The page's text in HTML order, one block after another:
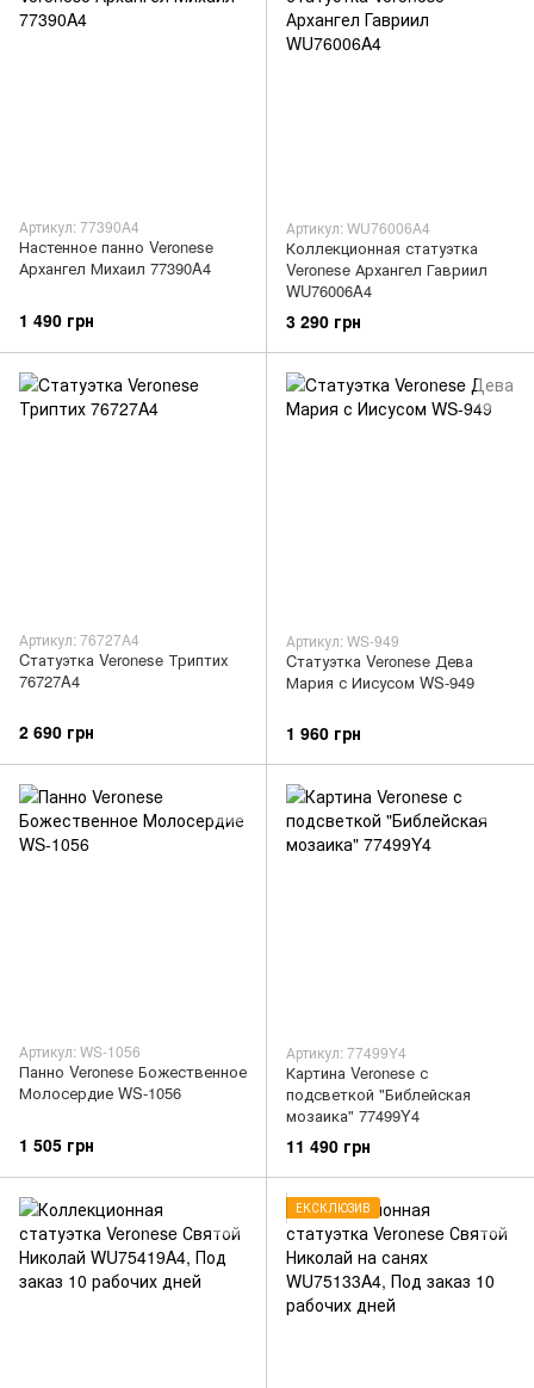
Артикул: 77390A4
Настенное панно Veronese
Архангел Михаил 77390A4
1 490 грн
Артикул: WU76006A4
Коллекционная статуэтка
Veronese Архангел Гавриил
WU76006A4
3 290 грн
Артикул: 76727A4
Cтатуэтка Veronese Триптих
76727A4
2 690 грн
Артикул: WS-949
Cтатуэтка Veronese Дева
Мария с Иисусом WS-949
1 960 грн
Артикул: WS-1056
Панно Veronese Божественное
Молосердие WS-1056
1 505 грн
Артикул: 77499Y4
Картина Veronese с
подсветкой "Библейская
мозаика" 77499Y4
11 490 грн
ЕКСКЛЮЗИВ